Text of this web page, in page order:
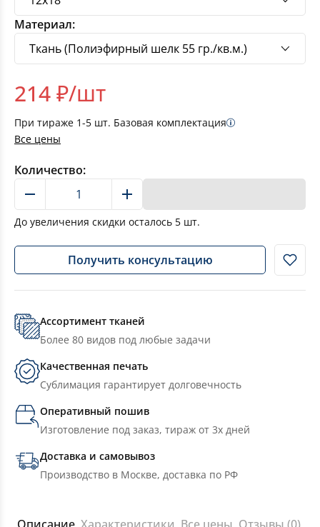
Материал:
214₽/шт
При тираже 1-5 шт. Базовая комплектация
Все цены
Количество:
До увеличения скидки осталось 5 шт.
Получить консультацию
Ассортимент тканей
Более 80 видов под любые задачи
Качественная печать
Сублимация гарантирует долговечность
Оперативный пошив
Изготовление под заказ, тираж от 3х дней
Доставка и самовывоз
Производство в Москве, доставка по РФ